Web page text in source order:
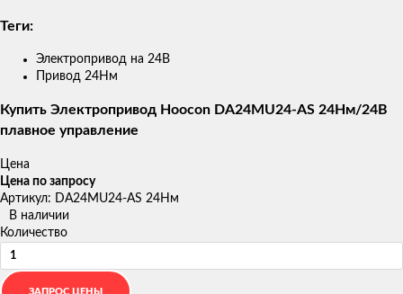
Теги:
Электропривод на 24В
Привод 24Нм
Купить Электропривод Hoocon DA24MU24-AS 24Нм/24В
плавное управление
Цена
Цена по запросу
Артикул: DA24MU24-AS 24Нм
В наличии
Количество